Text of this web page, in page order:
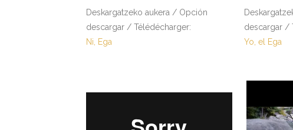
Deskargatzeko aukera / Opción
descargar / Télédécharger:
Ni, Ega
descargar /
Yo, el Ega